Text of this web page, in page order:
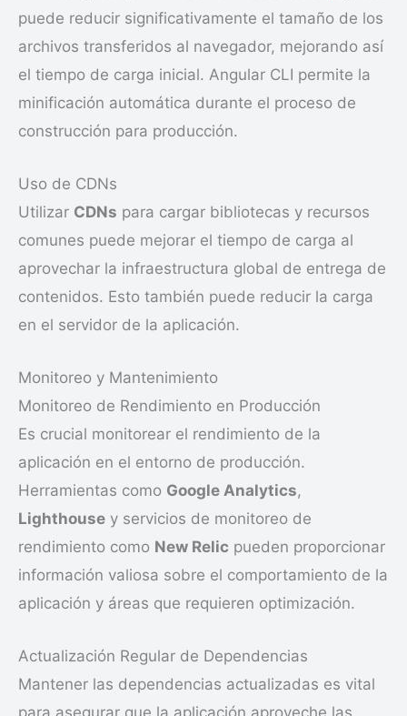
puede reducir significativamente el tamaño de los
archivos transferidos al navegador, mejorando así
el tiempo de carga inicial. Angular CLI permite la
minificación automática durante el proceso de
construcción para producción.
Uso de CDNs
Utilizar CDNs para cargar bibliotecas y recursos
comunes puede mejorar el tiempo de carga al
aprovechar la infraestructura global de entrega de
contenidos. Esto también puede reducir la carga
en el servidor de la aplicación.
Monitoreo y Mantenimiento
Monitoreo de Rendimiento en Producción
Es crucial monitorear el rendimiento de la
aplicación en el entorno de producción.
Herramientas como Google Analytics,
Lighthouse y servicios de monitoreo de
rendimiento como New Relic pueden proporcionar
información valiosa sobre el comportamiento de la
aplicación y áreas que requieren optimización.
Actualización Regular de Dependencias
Mantener las dependencias actualizadas es vital